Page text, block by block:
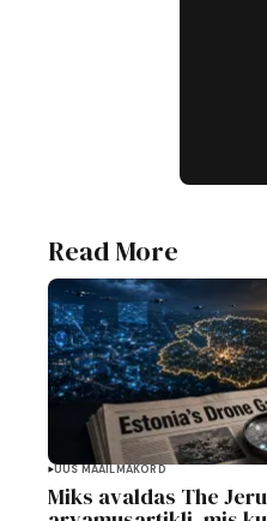
Read More
UUS MAAILMAKORD
Miks avaldas The